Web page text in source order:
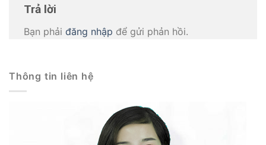
Trả lời
Bạn phải đăng nhập để gửi phản hồi.
Thông tin liên hệ